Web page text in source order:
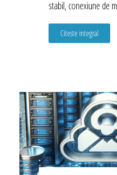
stabil, conexiune de
Citeste integral